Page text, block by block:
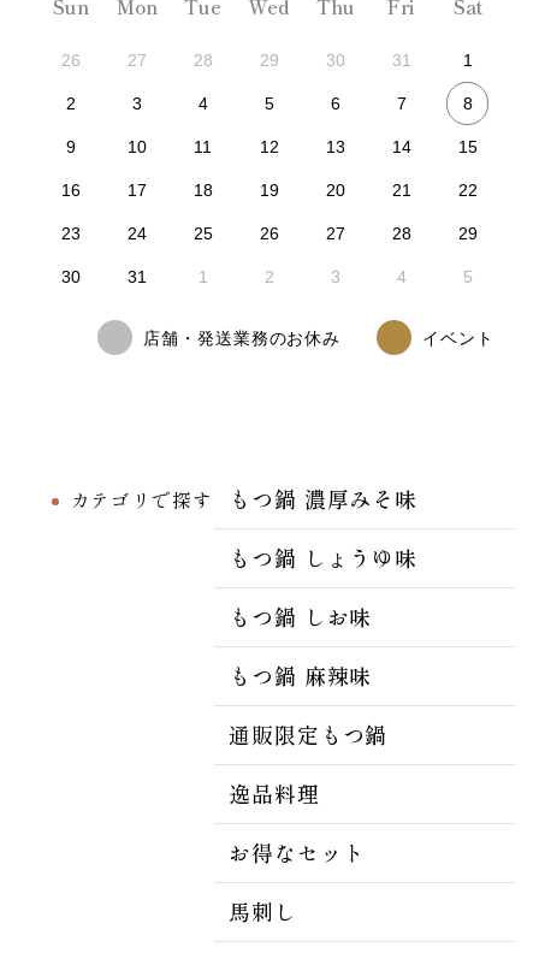
カテゴリで探す
もつ鍋 濃厚みそ味
もつ鍋 しょうゆ味
もつ鍋 しお味
もつ鍋 麻辣味
通販限定もつ鍋
逸品料理
お得なセット
馬刺し
Sun Mon Tue Wed Thu Fri Sat
26 27 28 29 30 31 1
2 3 4 5 6 7 8
9 10 11 12 13 14 15
16 17 18 19 20 21 22
23 24 25 26 27 28 29
30 31 1 2 3 4 5
店舗・発送業務のお休み イベント